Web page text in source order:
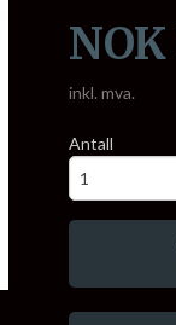
Pris
NOK
inkl. mva.
Antall